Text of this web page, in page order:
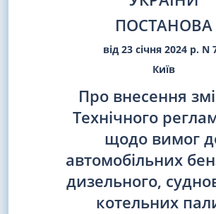
ПОСТАНОВА
від 23 січня 2024 р. N
Київ
Про внесення
Технічного
щодо вимог
автомобільних
дизельного,
котельних